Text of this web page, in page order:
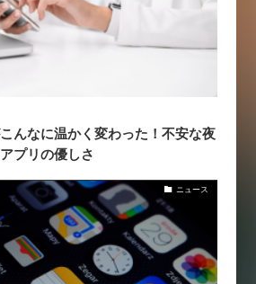
んなに温かく変わった！不安な夜
プリの優しさ
ニュース